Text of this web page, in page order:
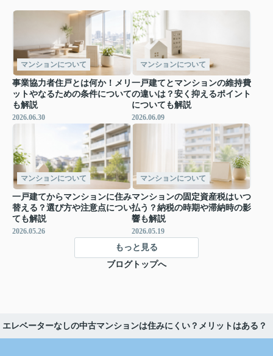
マンションについて
事業協力者住戸とは何か！メリ
ットやなるための条件について
も解説
2026.06.30
マンションについて
一戸建てとマンションの維持費
の違いは？安く抑えるポイント
についても解説
2026.06.09
マンションについて
一戸建てからマンションに住み
替える？選び方や注意点につい
ても解説
2026.05.26
マンションについて
マンションの固定資産税はいつ
払う？納税の時期や滞納時の影
響も解説
2026.05.19
もっと見る
ブログトップへ
エレベーターなしの中古マンションは住みにくい？メリットはある？